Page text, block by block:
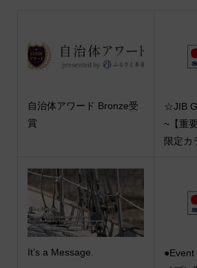
自治体アワード Bronze受
賞
☆JIB
~【重
限定カ
It’s a Message.
●Event